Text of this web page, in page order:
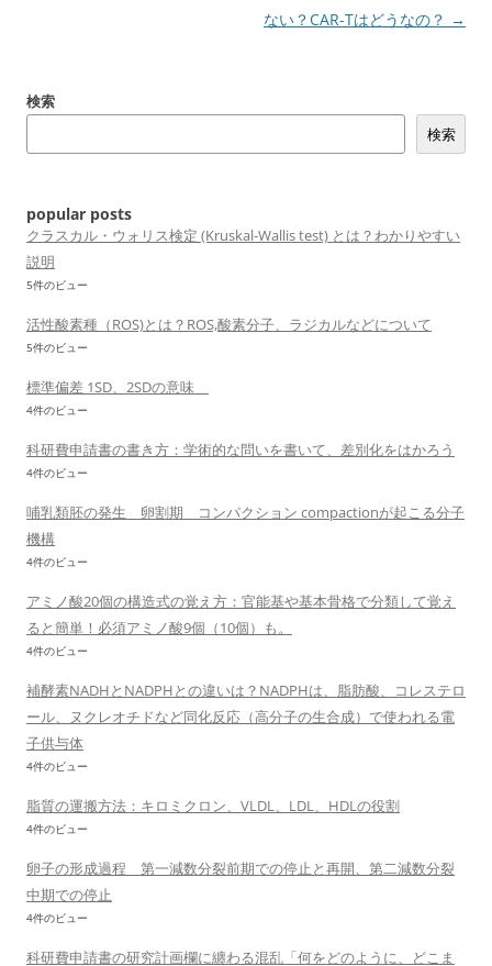
ゲ
ン
ない？CAR-Tはどうなの？ →
検索
検索
popular posts
クラスカル・ウォリス検定 (Kruskal-Wallis test) とは？わかりやすい
説明
5件のビュー
活性酸素種（ROS)とは？ROS,酸素分子、ラジカルなどについて
5件のビュー
標準偏差 1SD、2SDの意味
4件のビュー
科研費申請書の書き方：学術的な問いを書いて、差別化をはかろう
4件のビュー
哺乳類胚の発生 卵割期 コンパクション compactionが起こる分子
機構
4件のビュー
アミノ酸20個の構造式の覚え方：官能基や基本骨格で分類して覚え
ると簡単！必須アミノ酸9個（10個）も。
4件のビュー
補酵素NADHとNADPHとの違いは？NADPHは、脂肪酸、コレステロ
ール、ヌクレオチドなど同化反応（高分子の生合成）で使われる電
子供与体
4件のビュー
脂質の運搬方法：キロミクロン、VLDL、LDL、HDLの役割
4件のビュー
卵子の形成過程 第一減数分裂前期での停止と再開、第二減数分裂
中期での停止
4件のビュー
科研費申請書の研究計画欄に纏わる混乱「何をどのように、どこま